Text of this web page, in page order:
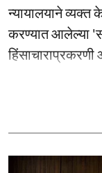
न्यायालयाने
करण्यात आलेल्या
हिंसाचाराप्रकरणी